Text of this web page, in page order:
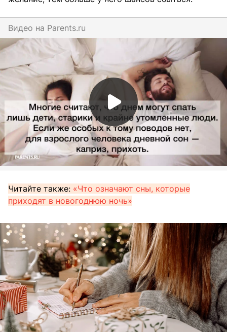
Видео на parents.ru
Читайте также: «Что означают сны, которые
приходят в новогоднюю ночь»